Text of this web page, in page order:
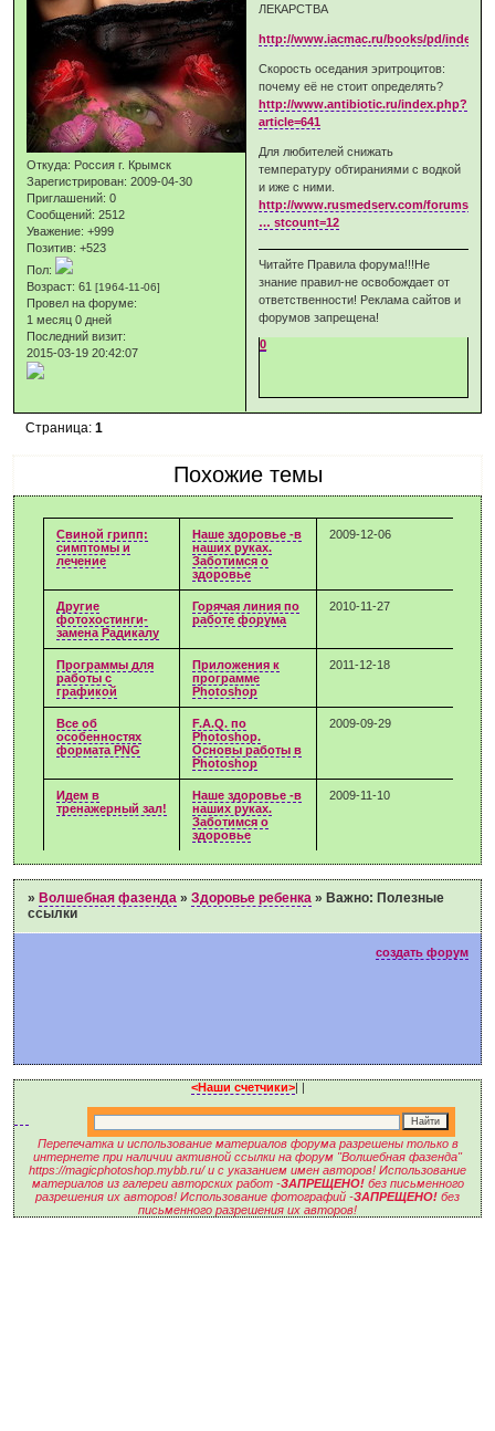
Откуда: Россия г. Крымск
Зарегистрирован: 2009-04-30
Приглашений: 0
Сообщений: 2512
Уважение: +999
Позитив: +523
Пол:
Возраст: 61[1964-11-06]
Провел на форуме:
1 месяц 0 дней
Последний визит:
2015-03-19 20:42:07
ЛЕКАРСТВА
http://www.iacmac.ru/books/pd/
Скорость оседания эритроцитов:
почему её не стоит определять?
http://www.antibiotic.ru/index.php?
article=641
Для любителей снижать
температуру обтираниями с водкой
и иже с ними.
http://www.rusmedserv.com/forums/
… stcount=12
Читайте Правила форума!!!Не
знание правил-не освобождает от
ответственности! Реклама сайтов и
форумов запрещена!
0
Страница:1
Похожие темы
Свиной грипп:
симптомы и
лечение
Наше здоровье -в
наших руках.
Заботимся о
здоровье
2009-12-06
Другие
фотохостинги-
замена Радикалу
Горячая линия по
работе форума
2010-11-27
Программы для
работы с
графикой
Приложения к
программе
Photoshop
2011-12-18
Все об
особенностях
формата PNG
F.A.Q. по
Photoshop.
Основы работы в
Photoshop
2009-09-29
Идем в
тренажерный зал!
Наше здоровье -в
наших руках.
Заботимся о
здоровье
2009-11-10
» Волшебная фазенда »Здоровье ребенка » Важно: Полезные
ссылки
создать форум
<Наши счетчики>| |
Перепечатка и использование материалов форума разрешены только в
интернете при наличии активной ссылки на форум "Волшебная фазенда"
https://magicphotoshop.mybb.ru/ и с указанием имен авторов! Использование
материалов из галереи авторских работ -ЗАПРЕЩЕНО!без письменного
разрешения их авторов! Использование фотографий -ЗАПРЕЩЕНО! без
письменного разрешения их авторов!